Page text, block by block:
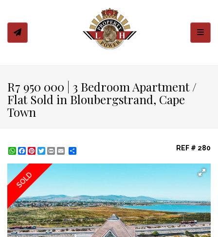
R7 950 000 | 3 Bedroom Apartment /
Flat Sold in Bloubergstrand, Cape
Town
WhatsApp
Facebook
Pinterest
Twitter
Print REF # 280
SOLD